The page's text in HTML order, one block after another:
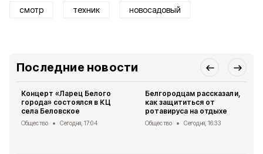
смотр техник новосадовый
Последние новости
Концерт «Ларец Белого
города» состоялся в КЦ
села Беловское
Общество Сегодня, 17:04
Белгородцам рассказали,
как защититься от
ротавируса на отдыхе
Общество Сегодня, 16:33